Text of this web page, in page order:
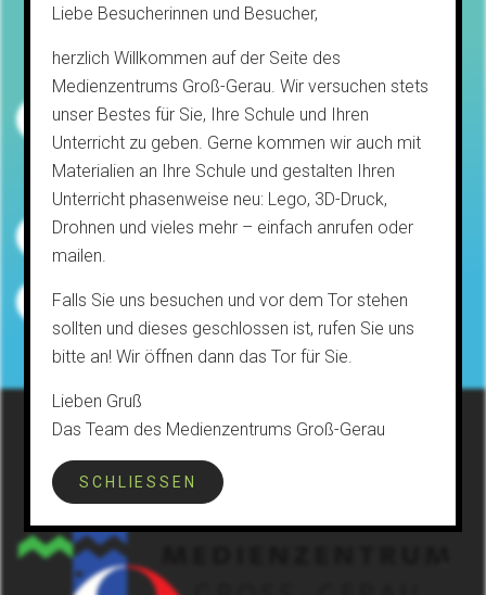
Mo & Mi.:
07:00 -15:00
Di & Fr:
09:00 - 14:00
& nach Vereinbarung
Stahlstraße 15, Rüsselsheim am Main
06152 / 989 840 80
Liebe Besucherinnen und Besucher,
herzlich Willkommen auf der Seite des
Medienzentrums Groß-Gerau. Wir versuchen stets
unser Bestes für Sie, Ihre Schule und Ihren
Unterricht zu geben. Gerne kommen wir auch mit
Materialien an Ihre Schule und gestalten Ihren
Unterricht phasenweise neu: Lego, 3D-Druck,
Drohnen und vieles mehr – einfach anrufen oder
mailen.
Falls Sie uns besuchen und vor dem Tor stehen
sollten und dieses geschlossen ist, rufen Sie uns
bitte an! Wir öffnen dann das Tor für Sie.
Lieben Gruß
Das Team des Medienzentrums Groß-Gerau
SCHLIESSEN